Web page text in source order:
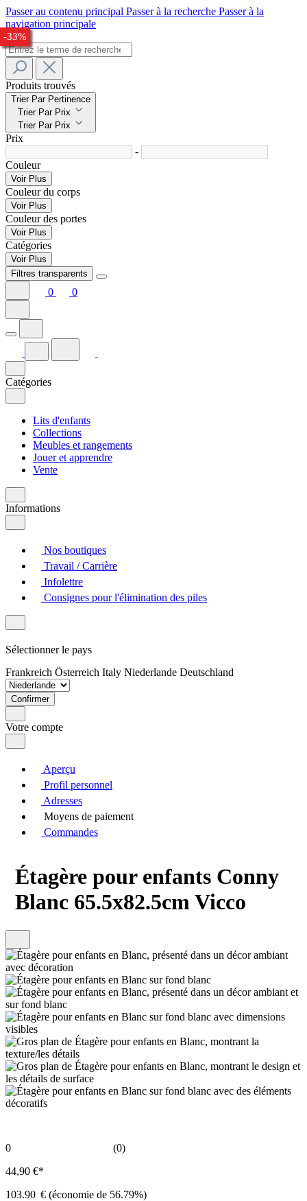
Passer au contenu principal Passer à la recherche Passer à la
navigation principale
Produits trouvés
Trier Par Pertinence
Trier Par Prix
Trier Par Prix
Prix
-
Couleur
Voir Plus
Couleur du corps
Voir Plus
Couleur des portes
Voir Plus
Catégories
Voir Plus
Filtres transparents
0 0
Catégories
Lits d'enfants
Collections
Meubles et rangements
Jouer et apprendre
Vente
Informations
Nos boutiques
Travail / Carrière
Infolettre
Consignes pour l'élimination des piles
Sélectionner le pays
Frankreich Österreich Italy Niederlande Deutschland
Confirmer
Votre compte
Aperçu
Profil personnel
Adresses
Moyens de paiement
Commandes
Étagère pour enfants Conny
Blanc 65.5x82.5cm Vicco
0
(0)
44,90 €*
103.90 € (économie de 56.79%)
-24%
-31%
-27%
-57%
-29%
-32%
-33%